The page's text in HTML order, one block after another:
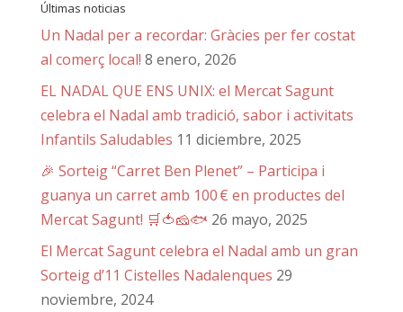
Últimas noticias
Un Nadal per a recordar: Gràcies per fer costat
al comerç local! 8 enero, 2026
EL NADAL QUE ENS UNIX: el Mercat Sagunt
celebra el Nadal amb tradició, sabor i activitats
Infantils Saludables 11 diciembre, 2025
🎉 Sorteig “Carret Ben Plenet” – Participa i
guanya un carret amb 100 € en productes del
Mercat Sagunt! 🛒🍅🧀🐟 26 mayo, 2025
El Mercat Sagunt celebra el Nadal amb un gran
Sorteig d’11 Cistelles Nadalenques 29
noviembre, 2024